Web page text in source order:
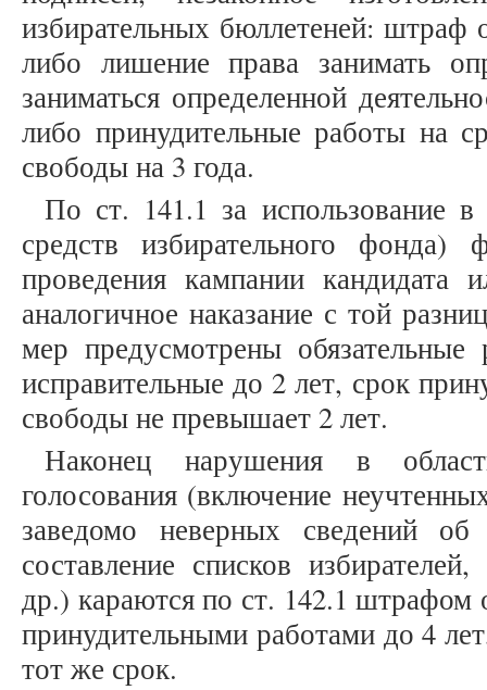
избирательных бюллетеней:
либо лишение права занимать
заниматься определенной
либо принудительные работы на
свободы на 3 года.
По ст. 141.1 за использование
средств избирательного фонда)
проведения кампании кандидата
аналогичное наказание с той
мер предусмотрены
исправительные до 2 лет, срок
свободы не превышает 2 лет.
Наконец нарушения в
голосования (включение
заведомо неверных сведений об
составление списков
др.) караются по ст. 142.1 штрафом
принудительными работами до 4
тот же срок.